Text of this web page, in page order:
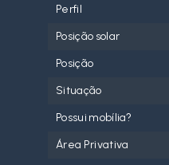
Perfil
Posição solar
Posição
Situação
Possui mobília?
Área Privativa